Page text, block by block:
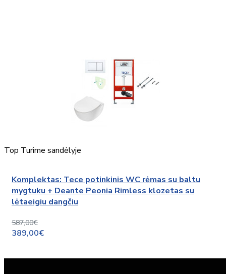
Top Turime sandėlyje
Komplektas: Tece potinkinis WC rėmas su baltu
mygtuku + Deante Peonia Rimless klozetas su
lėtaeigiu dangčiu
587,00€
389,00€